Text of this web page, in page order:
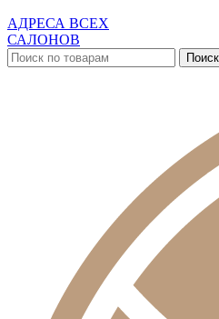
АДРЕСА ВСЕХ
САЛОНОВ